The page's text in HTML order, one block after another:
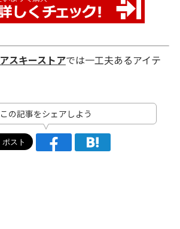
アスキーストアでは一工夫あるアイテ
この記事をシェアしよう